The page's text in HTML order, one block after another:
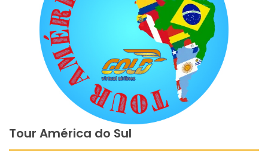
Tour América do Sul